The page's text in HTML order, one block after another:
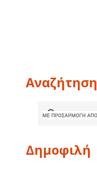
Αναζήτηση
Δημοφιλή